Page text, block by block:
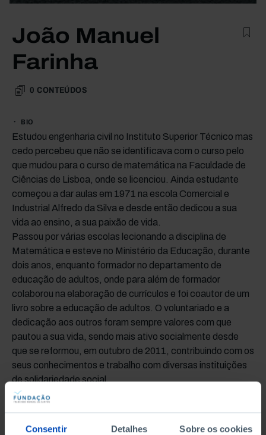
Consentir Detalhes Sobre os cookies
João Manuel
Farinha
0 CONTEÚDOS
BIO
Estudou engenharia civil no Instituto Superior Técnico mas
cedo percebeu que não se identificava com o curso pelo
que mudou para o curso de matemática na Faculdade de
Ciências de Lisboa, onde se licenciou. Ainda estudante
começou a dar aulas em 1971 na escola Comercial e
Industrial Alfredo da Silva e desde então dedicou a sua
vida ao ensino, a sua paixão de vida.
Passou por várias escolas lecionando a disciplina de
Matemática e esteve no Ministério da Educação, durante
dois anos, enquanto formador no departamento de
educação de adultos, onde para além de formador
colaborou na elaboração de currículos e foi coautor de um
livro sobre a educação de adultos. O voluntariado e a
dedicação aos outros foram sempre valores com que
pautou a sua vida, sendo mais ativo socialmente desde
que se reformou, em outubro de 2011, contribuindo com os
seus conhecimentos e trabalho com diversas instituições
de solidariedade social.
POPULAÇÃO